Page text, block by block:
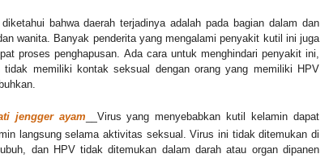
bahwa daerah terjadinya adalah pada bagian dalam dan
wanita. Banyak penderita yang mengalami penyakit kutil ini juga
proses penghapusan. Ada cara untuk menghindari penyakit ini,
tidak memiliki kontak seksual dengan orang yang memiliki HPV
jengger ayam
Virus yang menyebabkan kutil kelamin dapat
langsung selama aktivitas seksual. Virus ini tidak ditemukan di
dan HPV tidak ditemukan dalam darah atau organ dipanen